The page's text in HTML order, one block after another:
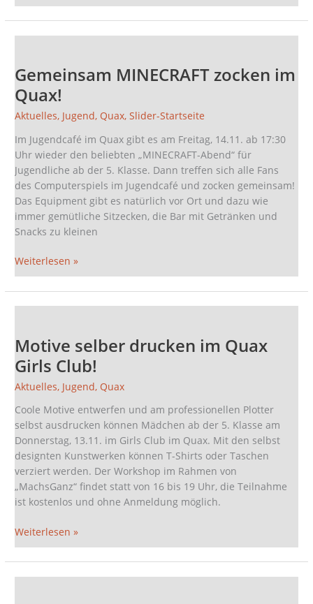
Gemeinsam MINECRAFT zocken im
Quax!
Aktuelles, Jugend, Quax,Slider-Startseite
Im Jugendcafé im Quax gibt es am Freitag, 14.11. ab 17:30
Uhr wieder den beliebten „MINECRAFT-Abend“ für
Jugendliche ab der 5. Klasse. Dann treffen sich alle Fans
des Computerspiels im Jugendcafé und zocken gemeinsam!
Das Equipment gibt es natürlich vor Ort und dazu wie
immer gemütliche Sitzecken, die Bar mit Getränken und
Snacks zu kleinen
zocken
im
Quax!
Weiterlesen »
Motive selber drucken im Quax
Girls Club!
Aktuelles, Jugend, Quax
Coole Motive entwerfen und am professionellen Plotter
selbst ausdrucken können Mädchen ab der 5. Klasse am
Donnerstag, 13.11. im Girls Club im Quax. Mit den selbst
designten Kunstwerken können T-Shirts oder Taschen
verziert werden. Der Workshop im Rahmen von
„MachsGanz“ findet statt von 16 bis 19 Uhr, die Teilnahme
ist kostenlos und ohne Anmeldung möglich.
drucken
im
Quax
Girls
Club!
Weiterlesen »